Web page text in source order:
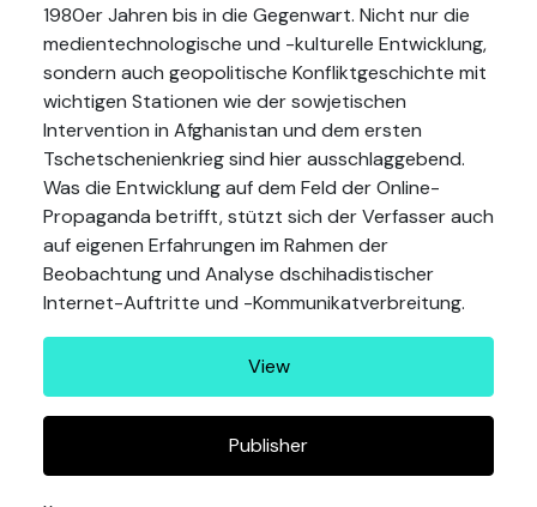
1980er Jahren bis in die Gegenwart. Nicht nur die
medientechnologische und -kulturelle Entwicklung,
sondern auch geopolitische Konfliktgeschichte mit
wichtigen Stationen wie der sowjetischen
Intervention in Afghanistan und dem ersten
Tschetschenienkrieg sind hier ausschlaggebend.
Was die Entwicklung auf dem Feld der Online-
Propaganda betrifft, stützt sich der Verfasser auch
auf eigenen Erfahrungen im Rahmen der
Beobachtung und Analyse dschihadistischer
Internet-Auftritte und -Kommunikatverbreitung.
View
Publisher